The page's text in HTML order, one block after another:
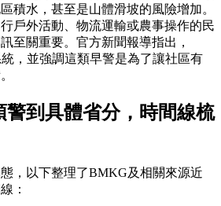
積水，甚至是山體滑坡的風險增加。
戶外活動、物流運輸或農事操作的民
至關重要。官方新聞報導指出，
，並強調這類早警是為了讓社區有
警到具體省分，時間線梳
，以下整理了BMKG及相關來源近
：